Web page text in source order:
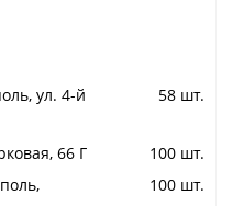
ул. 4-й
58 шт.
66 Г
100 шт.
100 шт.